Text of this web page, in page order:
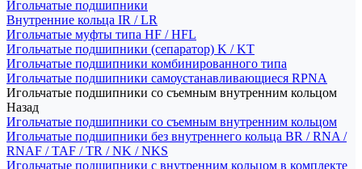
Игольчатые подшипники
Внутренние кольца IR / LR
Игольчатые муфты типа HF / HFL
Игольчатые подшипники (сепаратор) K / KT
Игольчатые подшипники комбинированного типа
Игольчатые подшипники самоустанавливающиеся RPNA
Игольчатые подшипники со съемным внутренним кольцом
Назад
Игольчатые подшипники со съемным внутренним кольцом
Игольчатые подшипники без внутреннего кольца BR / RNA /
RNAF / TAF / TR / NK / NKS
Игольчатые подшипники с внутренним кольцом в комплекте